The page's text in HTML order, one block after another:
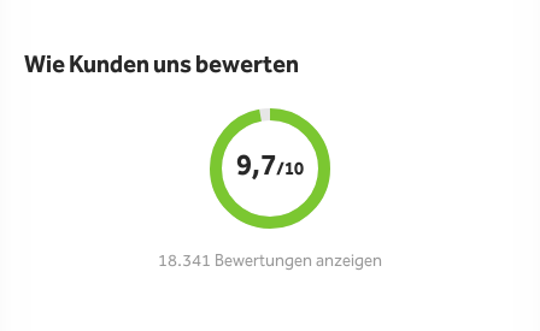
Wie Kunden uns bewerten
9,7/10
18.341 Bewertungen anzeigen